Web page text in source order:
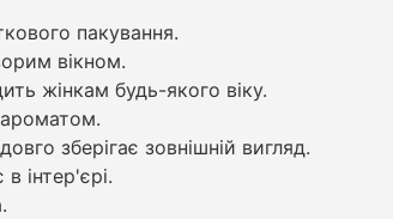
пакування.
вікном.
жінкам будь-якого віку.
зберігає зовнішній вигляд.
інтер'єрі.